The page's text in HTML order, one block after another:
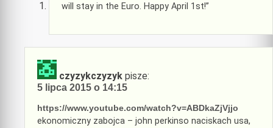
will stay in the Euro. Happy April 1st!”
czyzykczyzyk pisze:
5 lipca 2015 o 14:15
https://www.youtube.com/watch?v=ABDkaZjVjjo
ekonomiczny zabojca – john perkinso naciskach usa,